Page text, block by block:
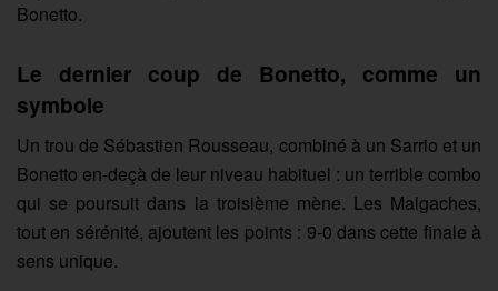
Bonetto.
Le dernier coup de Bonetto, comme un
symbole
Un trou de Sébastien Rousseau, combiné à un Sarrio et un
Bonetto en-deçà de leur niveau habituel : un terrible combo
qui se poursuit dans la troisième mène. Les Malgaches,
tout en sérénité, ajoutent les points : 9-0 dans cette finale à
sens unique.